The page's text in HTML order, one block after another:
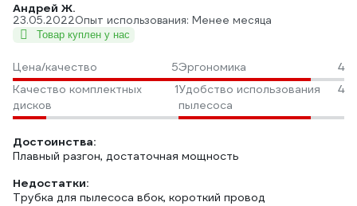
Андрей Ж.
23.05.2022Опыт использования: Менее месяца
Товар куплен у нас
Цена/качество 5Эргономика
4
Качество комплектных
дисков
1Удобство использования
пылесоса
4
Достоинства:
Плавный разгон, достаточная мощность
Недостатки:
Трубка для пылесоса вбок, короткий провод